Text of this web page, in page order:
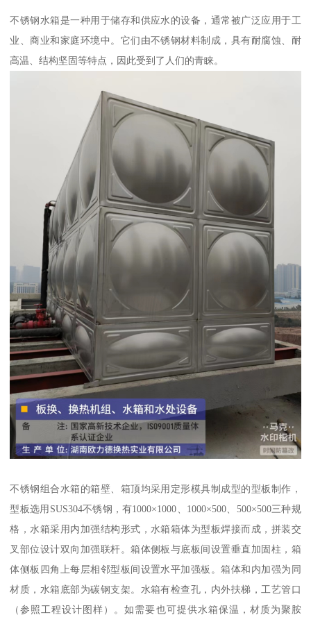
不锈钢水箱是一种用于储存和供应水的设备，通常被广泛应用于工
业、商业和家庭环境中。它们由不锈钢材料制成，具有耐腐蚀、耐
高温、结构坚固等特点，因此受到了人们的青睐。
不锈钢组合水箱的箱壁、箱顶均采用定形模具制成型的型板制作，
型板选用SUS304不锈钢，有1000×1000、1000×500、500×500三种规
格，水箱采用内加强结构形式，水箱箱体为型板焊接而成，拼装交
叉部位设计双向加强联杆。箱体侧板与底板间设置垂直加固柱，箱
体侧板四角上每层相邻型板间设置水平加强板。箱体和内加强为同
材质，水箱底部为碳钢支架。水箱有检查孔，内外扶梯，工艺管口
（参照工程设计图样）。如需要也可提供水箱保温，材质为聚胺